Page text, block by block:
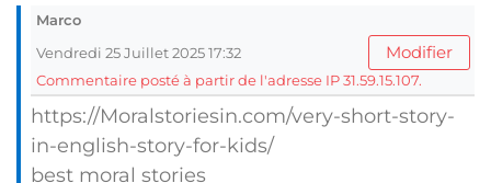
Marco
Vendredi 25 Juillet 2025 17:32
Modifier
Commentaire posté à partir de l'adresse IP 31.59.15.107.
https://Moralstoriesin.com/very-short-story-
in-english-story-for-kids/
best moral stories